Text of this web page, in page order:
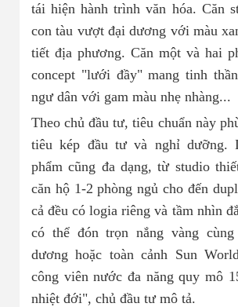
tái hiện hành trình văn hóa. Căn
con tàu vượt đại dương với màu
tiết địa phương. Căn một và hai
concept "lưới đầy" mang tinh
ngư dân với gam màu nhẹ nhàng...
Theo chủ đầu tư, tiêu chuẩn này
tiêu kép đầu tư và nghỉ dưỡng.
phẩm cũng đa dạng, từ studio
căn hộ 1-2 phòng ngủ cho đến
cả đều có logia riêng và tầm nhìn
có thể đón trọn nắng vàng
dương hoặc toàn cảnh Sun
công viên nước đa năng quy mô
nhiệt đới", chủ đầu tư mô tả.